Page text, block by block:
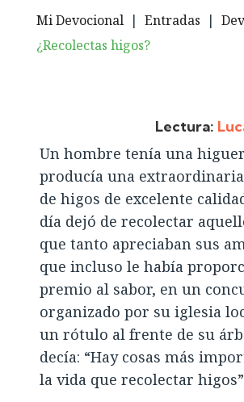
Mi Devocional | Entradas |
¿Recolectas higos?
Lectura:
Un hombre tenía una
producía una
de higos de excelente
día dejó de recolectar
que tanto apreciaban sus
que incluso le había
premio al sabor, en un
organizado por su iglesia
un rótulo al frente de su
decía: “Hay cosas más
la vida que recolectar